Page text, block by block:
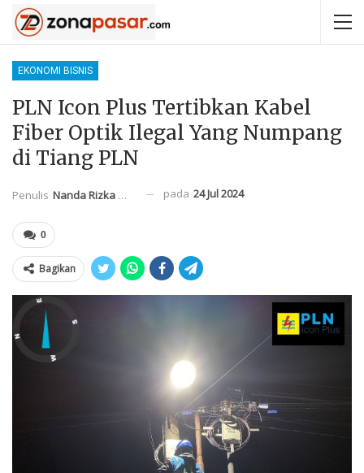
EKONOMI BISNIS
PLN Icon Plus Tertibkan Kabel
Fiber Optik Ilegal Yang Numpang
di Tiang PLN
Penulis Nanda Rizka Mahendra pada 24 Jul 2024
0
Bagikan